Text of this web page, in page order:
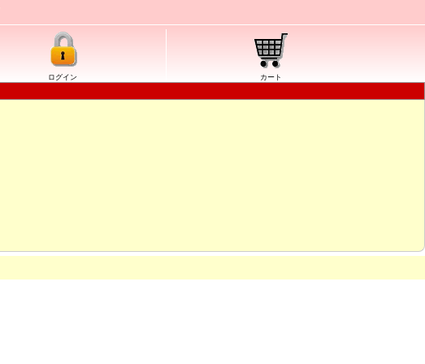
ログイン カート